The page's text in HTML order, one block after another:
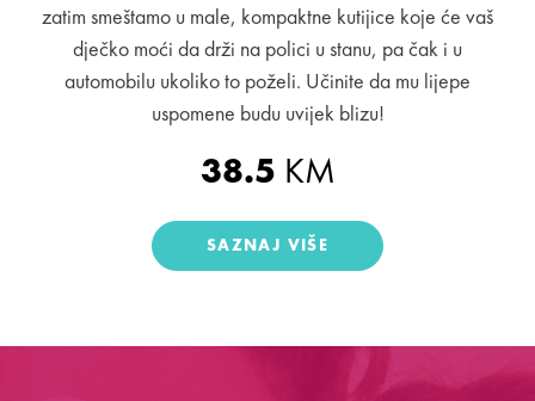
zatim smeštamo u male, kompaktne kutijice koje će vaš
dječko moći da drži na polici u stanu, pa čak i u
automobilu ukoliko to poželi. Učinite da mu lijepe
uspomene budu uvijek blizu!
38.5 KM
SAZNAJ VIŠE